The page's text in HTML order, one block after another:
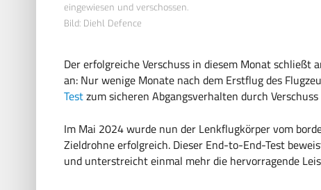
eingewiesen und verschossen.
Bild: Diehl Defence
Der erfolgreiche Verschuss in diesem Monat schließt
an: Nur wenige Monate nach dem Erstflug des
Testzum sicheren Abgangsverhalten durch
Im Mai 2024 wurde nun der Lenkflugkörper vom
Zieldrohne erfolgreich. Dieser End-to-End-Test
und unterstreicht einmal mehr die hervorragende